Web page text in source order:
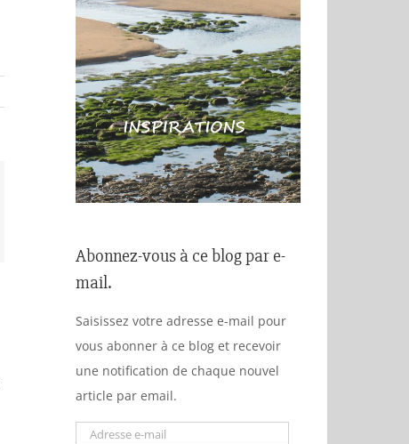
Abonnez-vous à ce blog par e-
mail.
Saisissez votre adresse e-mail pour
vous abonner à ce blog et recevoir
une notification de chaque nouvel
article par email.
Adresse